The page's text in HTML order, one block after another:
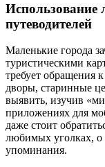
Использование
путеводителей
Маленькие города
туристическими
требует обращения
дворы, старинные
выявить, изучив
приложениях для
даже стоит
любимых уголках, о
упоминания.